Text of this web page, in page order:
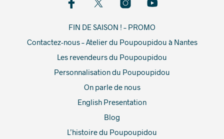
FIN DE SAISON ! – PROMO
Contactez-nous – Atelier du Poupoupidou à Nantes
Les revendeurs du Poupoupidou
Personnalisation du Poupoupidou
On parle de nous
English Presentation
Blog
L’histoire du Poupoupidou